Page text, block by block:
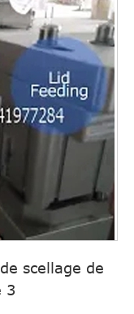
scellage de
3